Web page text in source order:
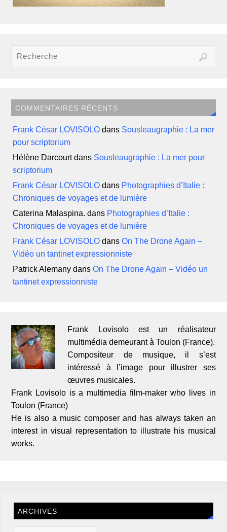
COMMENTAIRES RÉCENTS
Frank César LOVISOLO dans Sousleaugraphie : La mer
pour scriptorium
Hélène Darcourtdans Sousleaugraphie : La mer pour
scriptorium
Frank César LOVISOLO dans Photographies d’Italie :
Chroniques de voyages et de lumière
Caterina Malaspina. dans Photographies d’Italie :
Chroniques de voyages et de lumière
Frank César LOVISOLO dansOn The Drone Again –
Vidéo un tantinet expressionniste
Patrick Alemany dansOn The Drone Again – Vidéo un
tantinet expressionniste
Frank Lovisolo est un réalisateur
multimédia demeurant à Toulon (France).
Compositeur de musique, il s’est
intéressé à l’image pour illustrer ses
œuvres musicales.
Frank Lovisolo is a multimedia film-maker who lives in
Toulon (France)
He is also a music composer and has always taken an
interest in visual representation to illustrate his musical
works.
ARCHIVES